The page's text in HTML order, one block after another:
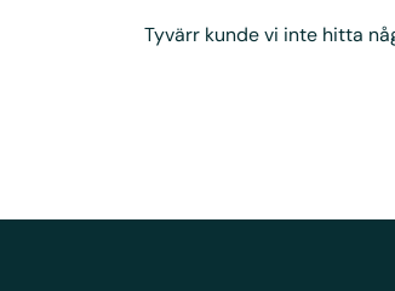
Tyvärr kunde vi inte hitta